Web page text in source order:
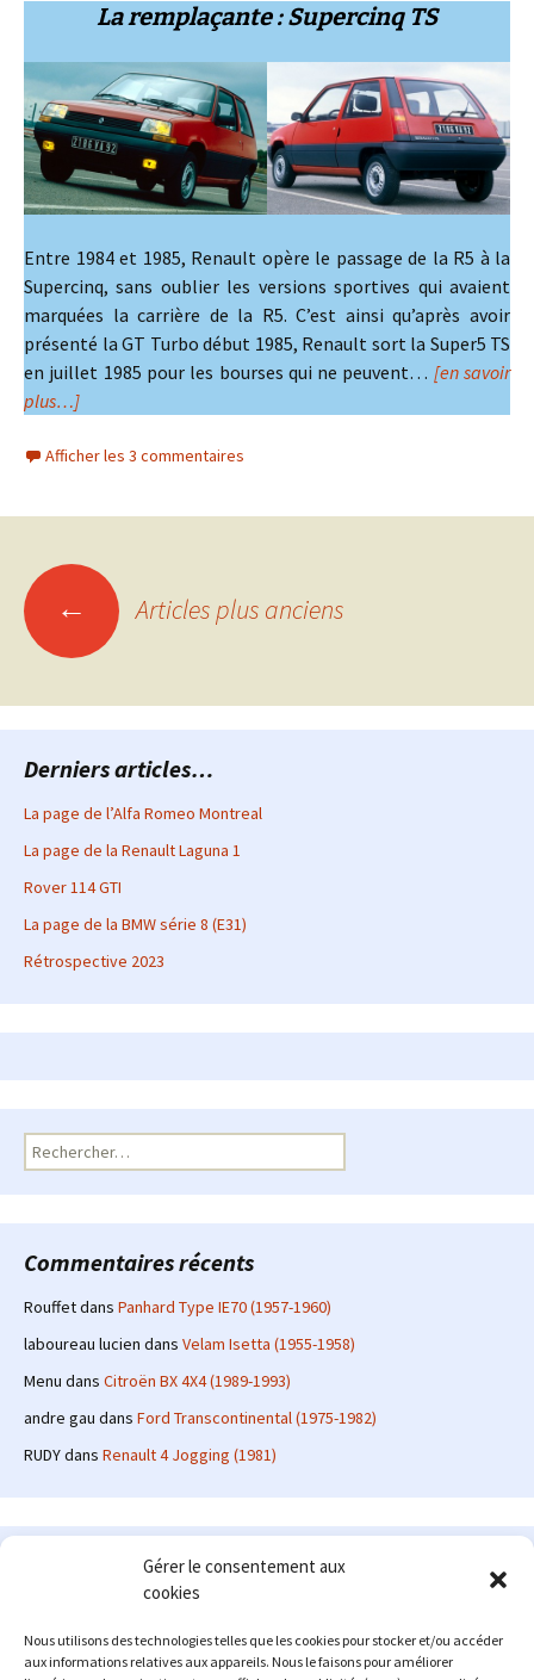
Gérer le consentement aux
cookies
Nous utilisons des technologies telles que les cookies pour stocker et/ou accéder
aux informations relatives aux appareils. Nous le faisons pour améliorer
La remplaçante : Supercinq TS
Entre 1984 et 1985, Renault opère le passage de la R5 à la
Supercinq, sans oublier les versions sportives qui avaient
marquées la carrière de la R5. C’est ainsi qu’après avoir
présenté la GT Turbo début 1985, Renault sort la Super5 TS
en juillet 1985 pour les bourses qui ne peuvent… [en savoir
plus…]
Afficher les 3 commentaires
Navigation
des
articles
← Articles plus anciens
Derniers articles…
La page de l’Alfa Romeo Montreal
La page de la Renault Laguna 1
Rover 114 GTI
La page de la BMW série 8 (E31)
Rétrospective 2023
Rechercher :
Commentaires récents
Rouffetdans Panhard Type IE70 (1957-1960)
laboureau lucien dans Velam Isetta (1955-1958)
Menu dans Citroën BX 4X4 (1989-1993)
andre gau dans Ford Transcontinental (1975-1982)
RUDYdans Renault 4 Jogging (1981)
Le site en quelques mots
: passionné d'automobile ancienne depuis de
nombreuses années, j'ai commencé à partager ma passion sur
internet à partir de 2009 au travers d'un blog qui a connu un relatif